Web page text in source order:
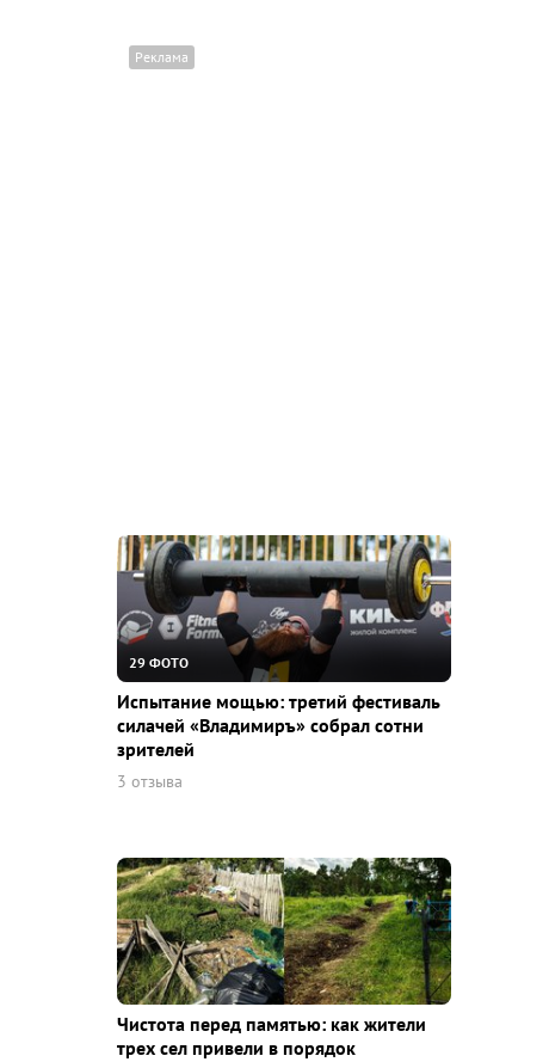
29 ФОТО
Испытание мощью: третий фестиваль
силачей «Владимиръ» собрал сотни
зрителей
3 отзыва
Чистота перед памятью: как жители
трех сел привели в порядок